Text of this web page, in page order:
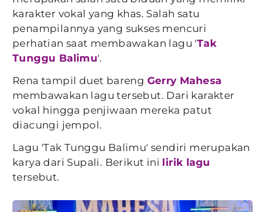
karakter vokal yang khas. Salah satu
penampilannya yang sukses mencuri
perhatian saat membawakan lagu 'Tak
Tunggu Balimu'.
Rena tampil duet bareng Gerry Mahesa
membawakan lagu tersebut. Dari karakter
vokal hingga penjiwaan mereka patut
diacungi jempol.
Lagu 'Tak Tunggu Balimu' sendiri merupakan
karya dari Supali. Berikut ini lirik lagu
tersebut.